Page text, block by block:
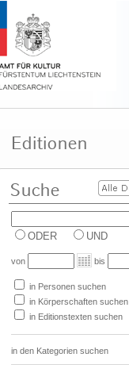
ODER UND
von bis
in Personen suchen
in Körperschaften suchen
in Editionstexten suchen
in den Kategorien suchen